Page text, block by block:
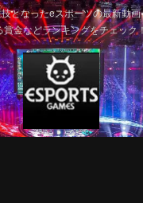
となったeスポーツの最新動
賞金などランキングをチェック